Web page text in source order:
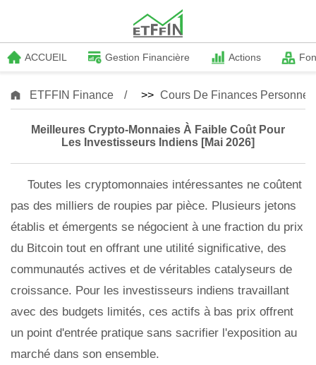
ACCUEIL Gestion Financière Actions
ETFFIN Finance >> Cours De Finances
Meilleures Crypto-Monnaies À Faible Coût Pour
Les Investisseurs Indiens [mai 2026]
Toutes les cryptomonnaies intéressantes ne coûtent
pas des milliers de roupies par pièce. Plusieurs jetons
établis et émergents se négocient à une fraction du prix
du Bitcoin tout en offrant une utilité significative, des
communautés actives et de véritables catalyseurs de
croissance. Pour les investisseurs indiens travaillant
avec des budgets limités, ces actifs à bas prix offrent
un point d'entrée pratique sans sacrifier l'exposition au
marché dans son ensemble.